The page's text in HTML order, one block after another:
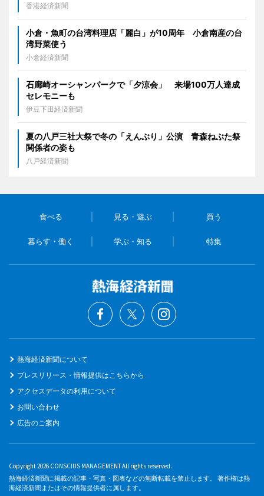
香港経済新聞
小倉・魚町の台湾料理店「麗白」が10周年 小倉南産の台
湾野菜使う
小倉経済新聞
石廊崎オーシャンパークで「夕涼会」 来場100万人達成
セレモニーも
伊豆下田経済新聞
夏の八戸三社大祭で冬の「えんぶり」公演 青森ねぶた祭
関係者の姿も
八戸経済新聞
食べる 見る・遊ぶ 買う
暮らす・働く 学ぶ・知る 特集
熱海経済新聞について
プレスリリース・情報提供はこちらから
アクセスデータの利用について
お問い合わせ
広告のご案内
Copyright 2026 CONSCIUS MANAGEMENT All rights reserved.
熱海経済新聞に掲載の記事・写真・図表などの無断転載を禁止します。 著作権は熱
海経済新聞またはその情報提供者に属します。